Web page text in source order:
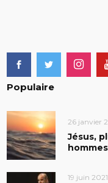
Populaire
26 janvier
Jésus,
hommes
19 juin 2021